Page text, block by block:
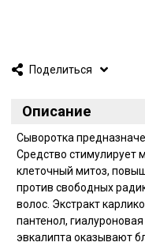
Поделиться
Описание
Сыворотка
Средство стимулирует
клеточный митоз,
против свободных
волос. Экстракт
пантенол,
эвкалипта оказывают